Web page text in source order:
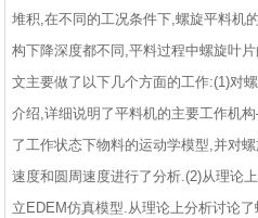
堆积,在不同的工况条件下,螺旋平料机
构下降深度都不同,平料过程中螺旋叶
文主要做了以下几个方面的工作:(1)对
介绍,详细说明了平料机的主要工作机
了工作状态下物料的运动学模型,并对
速度和圆周速度进行了分析.(2)从理论
立EDEM仿真模型.从理论上分析讨论